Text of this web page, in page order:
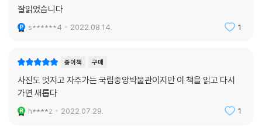
과감히 없애기로 결정한 것인데, 이 책에서는 정부의 지침에 맞추어 가능
한 한 지정 번호를 언급 안하는 방법으로 기존의 국보 78호 반가사유상의
경우 ‘탑형보관 반가사유상’으로, 기존의 83호 반가사유상의 경우 ‘삼산관
국립중앙박물관에서도 SNS를 통해 애칭을 공모했으나 끝내 대상을 정하
지 못할 정도로 최종 당선작을 결정하지 못한 바 있는데, 우리 유물을 구분
하고 친숙하게 부르는 개개의 이름을 갖도록 해결안이 나와야 한다.
잘읽었습니다
s******4 2022.08.14. 1
종이책 구매
사진도 멋지고 자주가는 국립중앙박물관이지만 이 책을 읽고 다시
가면 새롭다
h****z 2022.07.29. 1